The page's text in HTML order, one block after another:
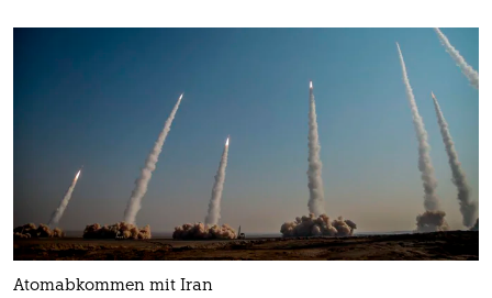
Atomabkommen mit Iran